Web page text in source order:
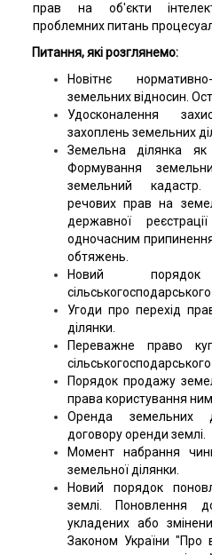
прав на об'єкти
проблемних питань
Питання, які розглянемо:
Новітнє
земельних відносин.
Удосконалення
захоплень земельних
Земельна ділянка як
Формування
земельний
речових прав на
державної
одночасним
обтяжень.
Новий
Угоди про перехід
ділянки.
Переважне право
Порядок продажу
права користування
Оренда земельних
договору оренди землі.
Момент набрання
земельної ділянки.
Новий порядок
землі. Поновлення
укладених або
Законом України "Про